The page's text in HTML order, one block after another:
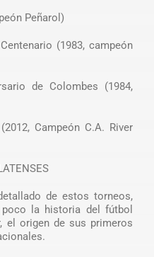
Peñarol)
(1983, campeón
de Colombes (1984,
Campeón C.A. River
de estos torneos,
la historia del fútbol
el origen de sus primeros